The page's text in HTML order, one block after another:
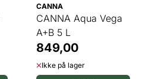
CANNA
CANNA Aqua Vega
A+B 5 L
849,00
Ikke på lager